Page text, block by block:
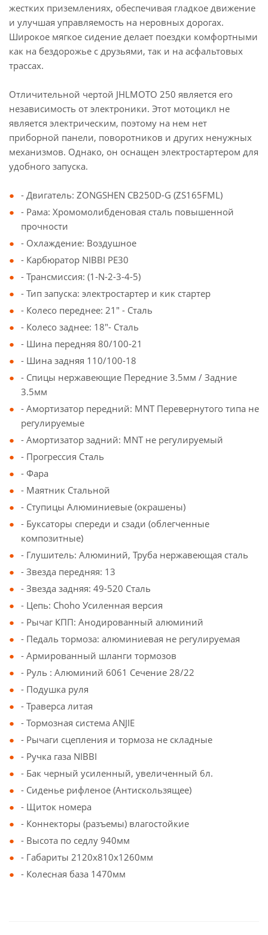
жестких приземлениях, обеспечивая гладкое движение
и улучшая управляемость на неровных дорогах.
Широкое мягкое сидение делает поездки комфортными
как на бездорожье с друзьями, так и на асфальтовых
трассах.
Отличительной чертой JHLMOTO 250 является его
независимость от электроники. Этот мотоцикл не
является электрическим, поэтому на нем нет
приборной панели, поворотников и других ненужных
механизмов. Однако, он оснащен электростартером для
удобного запуска.
- Двигатель: ZONGSHEN CB250D-G (ZS165FML)
- Рама: Хромомолибденовая сталь повышенной
прочности
- Охлаждение: Воздушное
- Карбюратор NIBBI PE30
- Трансмиссия: (1-N-2-3-4-5)
- Тип запуска: электростартер и кик стартер
- Колесо переднее: 21" - Сталь
- Колесо заднее: 18"- Сталь
- Шина передняя 80/100-21
- Шина задняя 110/100-18
- Спицы нержавеющие Передние 3.5мм / Задние
3.5мм
- Амортизатор передний: MNT Перевернутого типа не
регулируемые
- Амортизатор задний: MNT не регулируемый
- Прогрессия Сталь
- Фара
- Маятник Стальной
- Ступицы Алюминиевые (окрашены)
- Буксаторы спереди и сзади (облегченные
композитные)
- Глушитель: Алюминий, Труба нержавеющая сталь
- Звезда передняя: 13
- Звезда задняя: 49-520 Сталь
- Цепь: Choho Усиленная версия
- Рычаг КПП: Анодированный алюминий
- Педаль тормоза: алюминиевая не регулируемая
- Армированный шланги тормозов
- Руль : Алюминий 6061 Сечение 28/22
- Подушка руля
- Траверса литая
- Тормозная система ANJIE
- Рычаги сцепления и тормоза не складные
- Ручка газа NIBBI
- Бак черный усиленный, увеличенный 6л.
- Сиденье рифленое (Антискользящее)
- Щиток номера
- Коннекторы (разъемы) влагостойкие
- Высота по седлу 940мм
- Габариты 2120х810х1260мм
- Колесная база 1470мм